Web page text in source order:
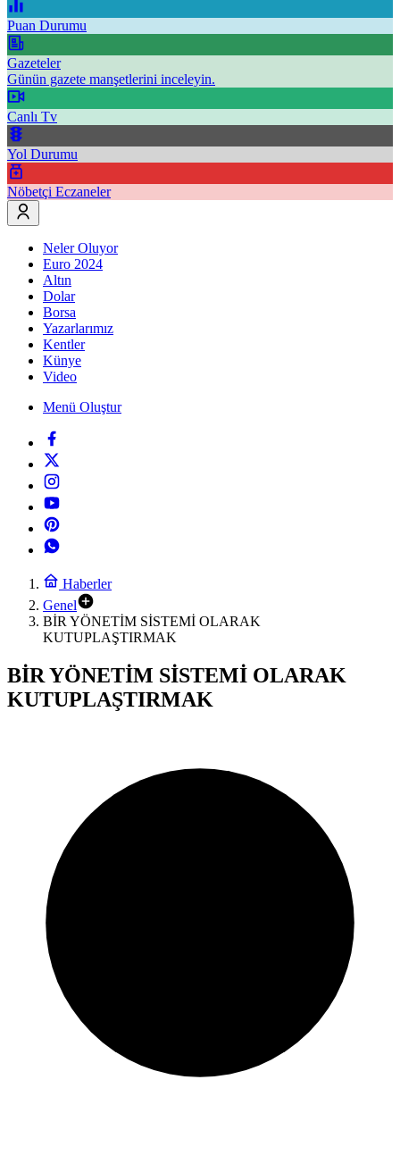
Puan Durumu
Gazeteler
Günün gazete manşetlerini inceleyin.
Canlı Tv
Yol Durumu
Nöbetçi Eczaneler
Neler Oluyor
Euro 2024
Altın
Dolar
Borsa
Yazarlarımız
Kentler
Künye
Video
Menü Oluştur
Haberler
Genel
BİR YÖNETİM SİSTEMİ OLARAK
KUTUPLAŞTIRMAK
BİR YÖNETİM SİSTEMİ OLARAK
KUTUPLAŞTIRMAK